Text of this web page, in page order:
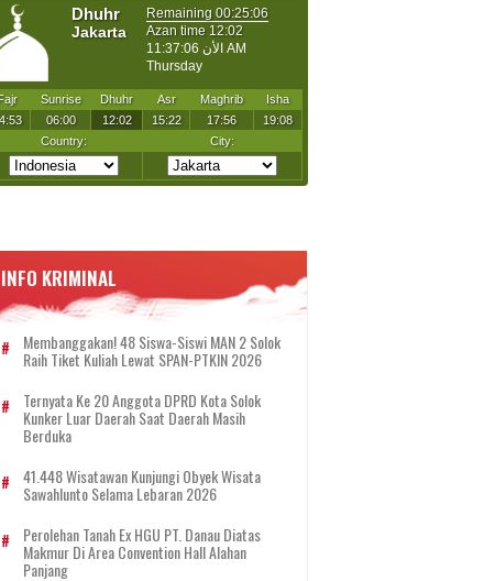
INFO KRIMINAL
Membanggakan! 48 Siswa-Siswi MAN 2 Solok
Raih Tiket Kuliah Lewat SPAN-PTKIN 2026
Ternyata Ke 20 Anggota DPRD Kota Solok
Kunker Luar Daerah Saat Daerah Masih
Berduka
41.448 Wisatawan Kunjungi Obyek Wisata
Sawahlunto Selama Lebaran 2026
Perolehan Tanah Ex HGU PT. Danau Diatas
Makmur Di Area Convention Hall Alahan
Panjang